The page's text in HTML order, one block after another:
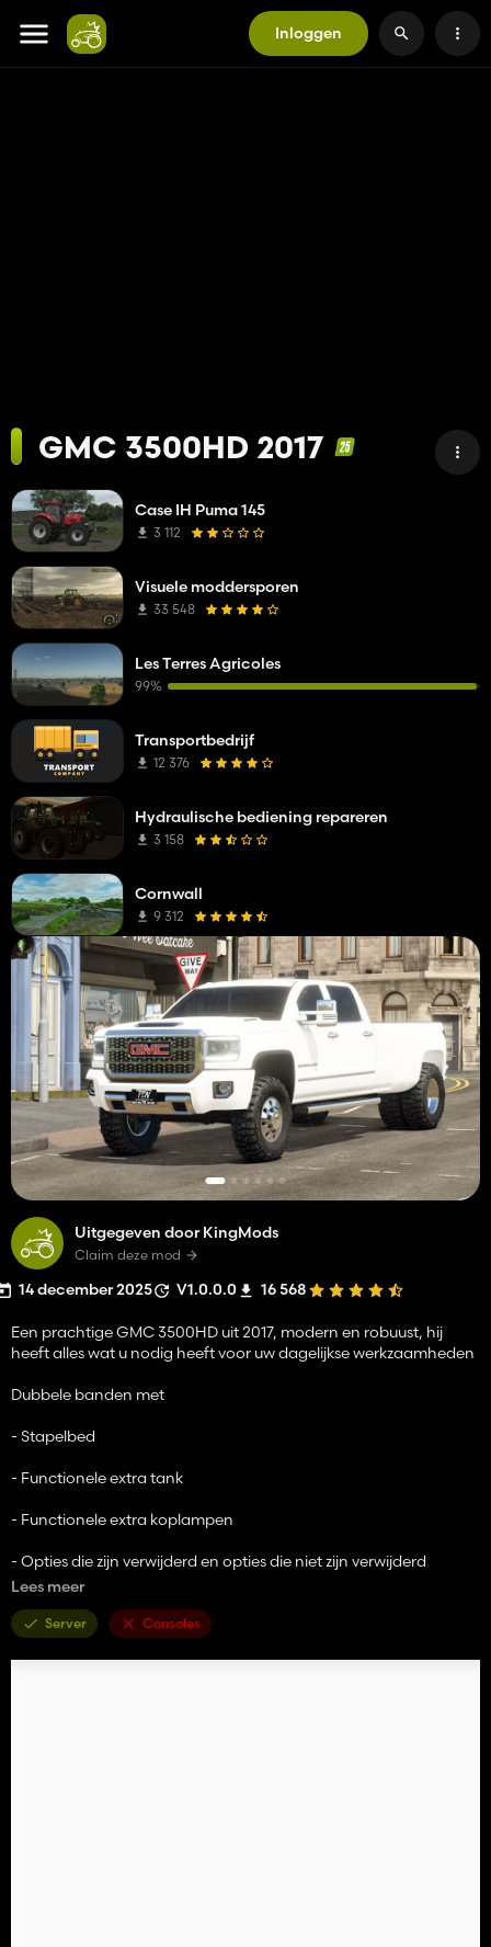
Inloggen
GMC 3500HD 2017
Uitgegeven door KingMods
Claim deze mod
14 december 2025 V1.0.0.0 16 568
Een prachtige GMC 3500HD uit 2017, modern en robuust, hij
heeft alles wat u nodig heeft voor uw dagelijkse werkzaamheden
Dubbele banden met
- Stapelbed
- Functionele extra tank
- Functionele extra koplampen
- Opties die zijn verwijderd en opties die niet zijn verwijderd
Prijs: € 50.000
Lees meer
Server Consoles
Case IH Puma 145
3 112
Visuele moddersporen
33 548
Les Terres Agricoles
99%
Transportbedrijf
12 376
Hydraulische bediening repareren
3 158
Cornwall
9 312